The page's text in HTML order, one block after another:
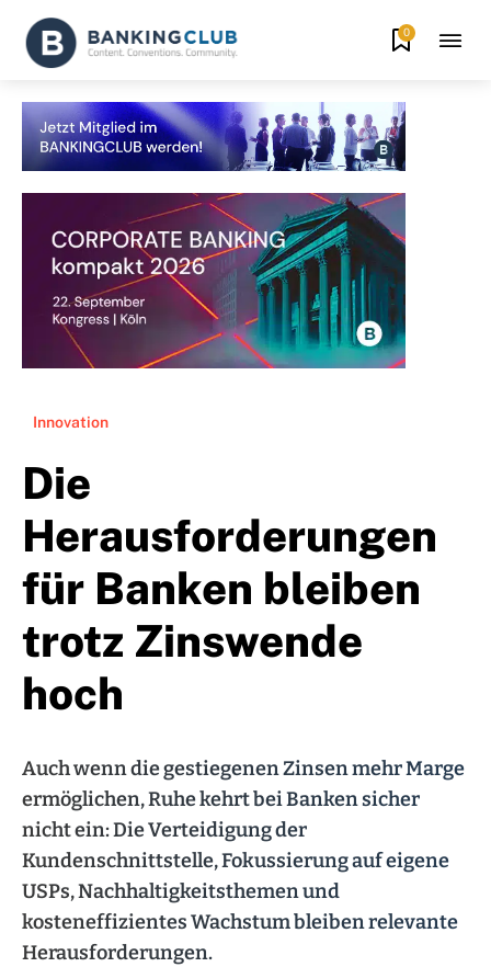
0
Innovation
Die
Herausforderungen
für Banken bleiben
trotz Zinswende
hoch
Auch wenn die gestiegenen Zinsen mehr Marge
ermöglichen, Ruhe kehrt bei Banken sicher
nicht ein: Die Verteidigung der
Kundenschnittstelle, Fokussierung auf eigene
USPs, Nachhaltigkeitsthemen und
kosteneffizientes Wachstum bleiben relevante
Herausforderungen.